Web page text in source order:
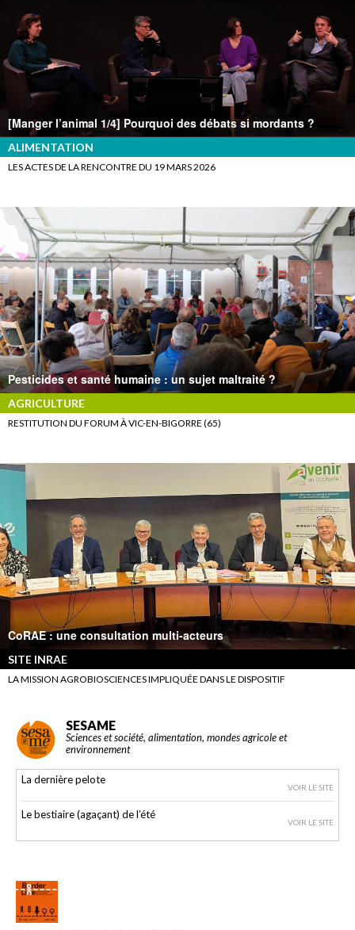
[Manger l’animal 1/4] Pourquoi des débats si mordants ?
ALIMENTATION
LES ACTES DE LA RENCONTRE DU 19 MARS 2026
Pesticides et santé humaine : un sujet maltraité ?
AGRICULTURE
RESTITUTION DU FORUM À VIC-EN-BIGORRE (65)
CoRAE : une consultation multi-acteurs
SITE INRAE
LA MISSION AGROBIOSCIENCES IMPLIQUÉE DANS LE DISPOSITIF
SESAME
Sciences et société, alimentation, mondes agricole et
environnement
La dernière pelote
VOIR LE SITE
Le bestiaire (agaçant) de l’été
VOIR LE SITE